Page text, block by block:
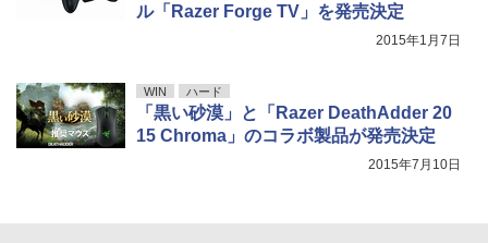
ル「Razer Forge TV」を発売決定
2015年1月7日
WIN ハード
「黒い砂漠」と「Razer DeathAdder 20
15 Chroma」のコラボ製品が発売決定
2015年7月10日